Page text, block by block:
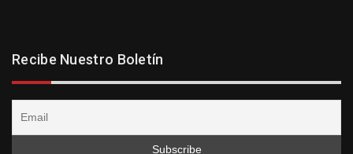
Recibe Nuestro Boletín